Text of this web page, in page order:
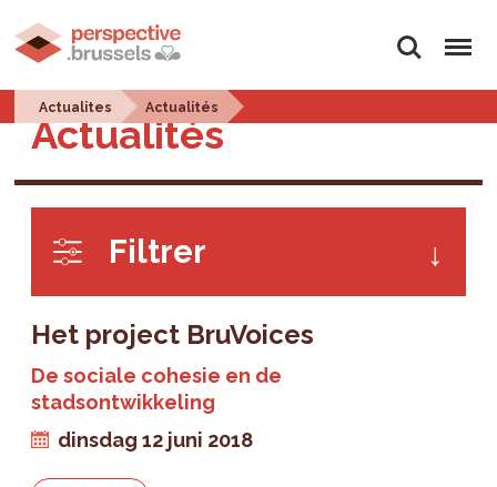
Zoeken Menu
Actualites Actualités
Actualités
Filtrer
Het project BruVoices
De sociale cohesie en de
stadsontwikkeling
dinsdag 12 juni 2018